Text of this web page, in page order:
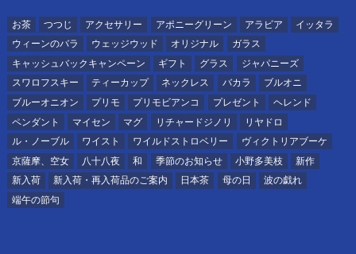
お茶 つつじ アクセサリー アポニーグリーン アラビア
イッタラ
ウィーンのバラ
ウェッジウッド オリジナル
ガラス
キャッシュバックキャンペーン
ギフト グラス
ジャパニーズ
スワロフスキー
ティーカップ ネックレス バカラ
ブルオニ
ブルーオニオン
プリモ プリモビアンコ プレゼント
ヘレンド
ペンダント
マイセン マグ リチャードジノリ
リヤドロ
ル・ノーブル
ワイスト ワイルドストロベリー
ヴィクトリアブーケ
京薩摩、空女
八十八夜 和 季節のお知らせ 小野多美枝
新作
新入荷
新入荷・再入荷品のご案内 日本茶 母の日
波の戯れ
端午の節句